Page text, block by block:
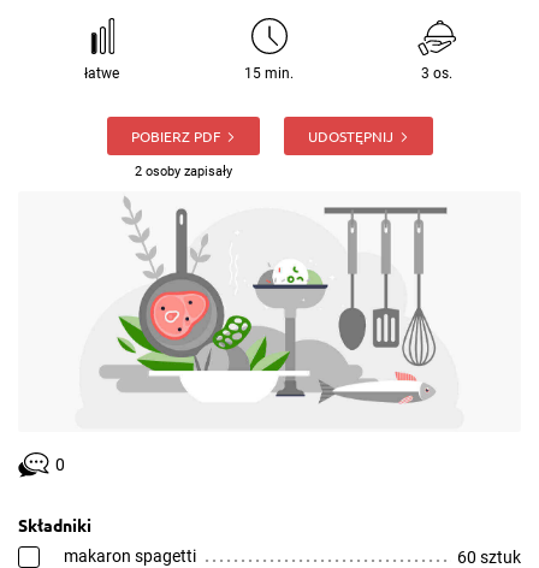
łatwe 15 min. 3 os.
POBIERZ PDF
2 osoby zapisały
UDOSTĘPNIJ
0
Składniki
makaron spagetti 60 sztuk